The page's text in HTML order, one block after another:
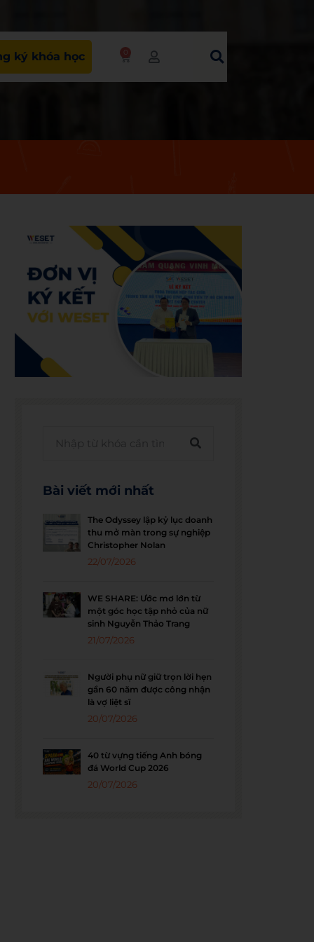
ký khóa học 0
Bài viết mới nhất
The Odyssey lập kỷ lục doanh
thu mở màn trong sự nghiệp
Christopher Nolan
22/07/2026
WE SHARE: Ước mơ lớn từ
một góc học tập nhỏ của nữ
sinh Nguyễn Thảo Trang
21/07/2026
Người phụ nữ giữ trọn lời hẹn
gần 60 năm được công nhận
là vợ liệt sĩ
20/07/2026
40 từ vựng tiếng Anh bóng
đá World Cup 2026
20/07/2026